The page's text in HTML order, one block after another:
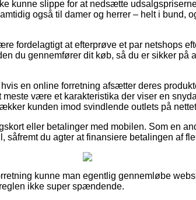
kunne slippe for at nedsætte
også til damer og herrer – helt i bund,
fordelagtigt at efterprøve et par netshops
du gennemfører dit køb, så du er sikker på
en online forretning afsætter deres
være et karakteristika der viser en
kunden imod svindlende outlets på
eller betalinger med mobilen. Som en
såfremt du agter at finansiere betalingen af
kunne man egentlig gennemløbe
ikke super spændende.